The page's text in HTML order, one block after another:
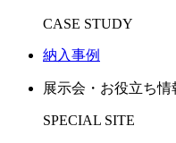
CASE STUDY
納入事例
展示会・お役立ち情
SPECIAL SITE